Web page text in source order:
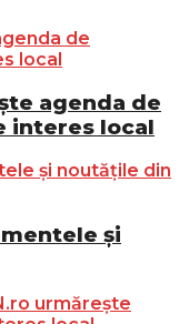
agenda de
interes local
și